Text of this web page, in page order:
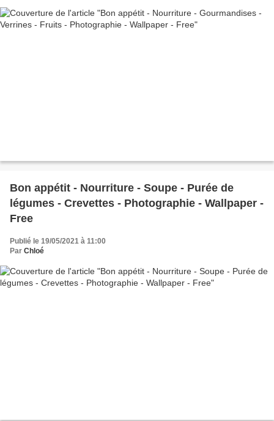
Bon appétit - Nourriture - Soupe - Purée de
légumes - Crevettes - Photographie - Wallpaper -
Free
Publié le 19/05/2021 à 11:00
Par Chloé